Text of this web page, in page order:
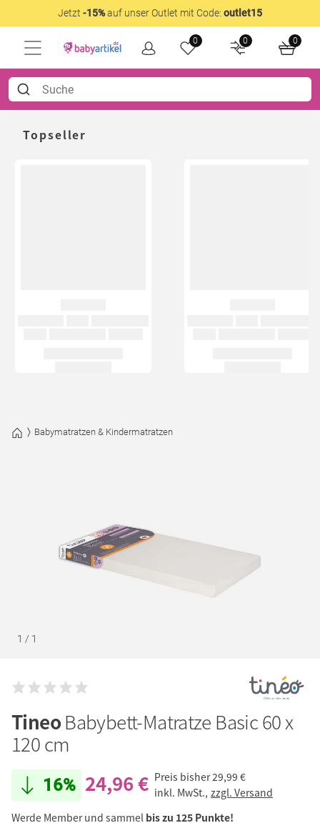
Jetzt -15%auf unser Outlet mit Code: outlet15
0 0 0
Topseller
Babymatratzen & Kindermatratzen
1 / 1
TineoBabybett-Matratze Basic 60 x
120 cm
16% 24,96 € Preis bisher29,99 €
inkl. MwSt., zzgl. Versand
Werde Member und sammel bis zu 125 Punkte!